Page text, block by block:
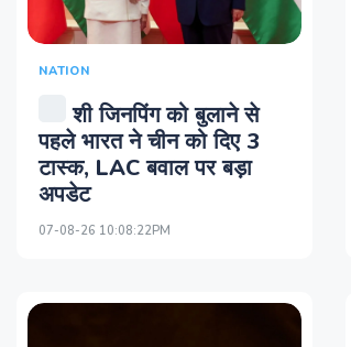
NATION
शी जिनपिंग को बुलाने से
पहले भारत ने चीन को दिए 3
टास्क, LAC बवाल पर बड़ा
अपडेट
07-08-26 10:08:22PM